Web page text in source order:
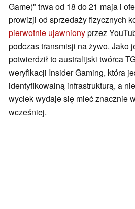
Game)" trwa od 18 do 21 maja i
prowizji od sprzedaży fizycznych
pierwotnie ujawnionyprzez
podczas transmisji na żywo. Jako
potwierdził to australijski twórca
weryfikacji Insider Gaming, która
identyfikowalną infrastrukturą, a
wyciek wydaje się mieć znacznie
wcześniej.